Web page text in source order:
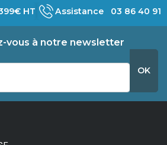
HT Assistance 03 86 40 91
vous à notre newsletter
OK